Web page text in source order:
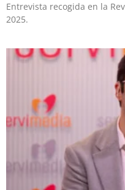
Entrevista recogida en la
2025.